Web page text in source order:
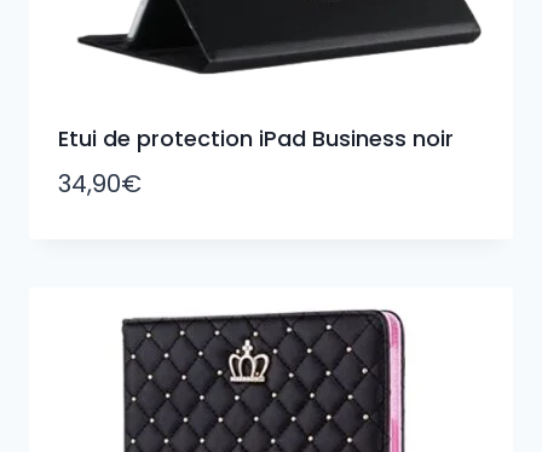
Etui de protection iPad Business noir
34,90€